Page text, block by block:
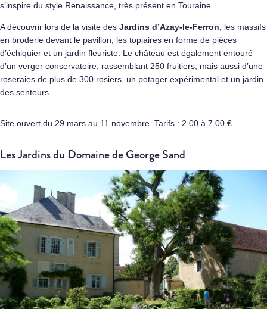
s’inspire du style Renaissance, très présent en Touraine.
A découvrir lors de la visite des Jardins d’Azay-le-Ferron , les massifs
en broderie devant le pavillon, les topiaires en forme de pièces
d’échiquier et un jardin fleuriste. Le château est également entouré
d’un verger conservatoire, rassemblant 250 fruitiers, mais aussi d’une
roseraies de plus de 300 rosiers, un potager expérimental et un jardin
des senteurs.
Site ouvert du 29 mars au 11 novembre. Tarifs : 2.00 à 7.00 €.
Les Jardins du Domaine de George Sand